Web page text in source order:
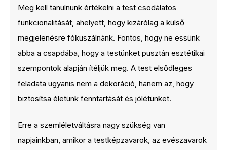
Meg kell tanulnunk értékelni a test csodálatos
funkcionalitását, ahelyett, hogy kizárólag a külső
megjelenésre fókuszálnánk. Fontos, hogy ne essünk
abba a csapdába, hogy a testünket pusztán esztétikai
szempontok alapján ítéljük meg. A test elsődleges
feladata ugyanis nem a dekoráció, hanem az, hogy
biztosítsa életünk fenntartását és jólétünket.
Erre a szemléletváltásra nagy szükség van
napjainkban, amikor a testképzavarok, az evészavarok